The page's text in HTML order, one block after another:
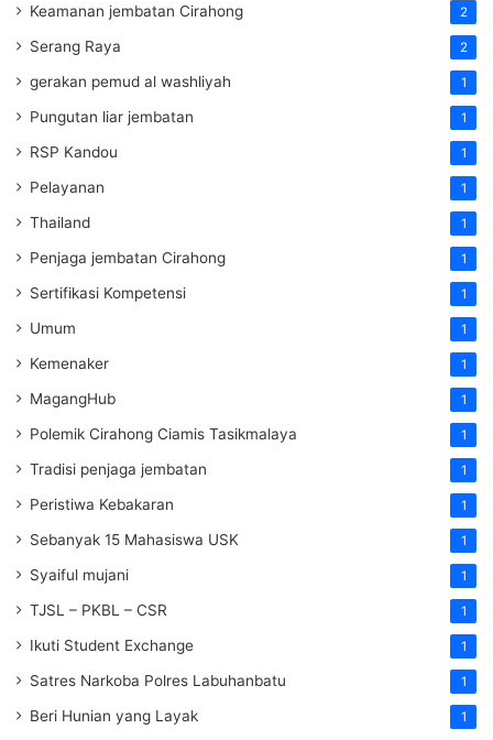
Keamanan jembatan Cirahong 2
Serang Raya 2
gerakan pemud al washliyah 1
Pungutan liar jembatan 1
RSP Kandou 1
Pelayanan 1
Thailand 1
Penjaga jembatan Cirahong 1
Sertifikasi Kompetensi 1
Umum 1
Kemenaker 1
MagangHub 1
Polemik Cirahong Ciamis Tasikmalaya 1
Tradisi penjaga jembatan 1
Peristiwa Kebakaran 1
Sebanyak 15 Mahasiswa USK 1
Syaiful mujani 1
TJSL – PKBL – CSR 1
Ikuti Student Exchange 1
Satres Narkoba Polres Labuhanbatu 1
Beri Hunian yang Layak 1